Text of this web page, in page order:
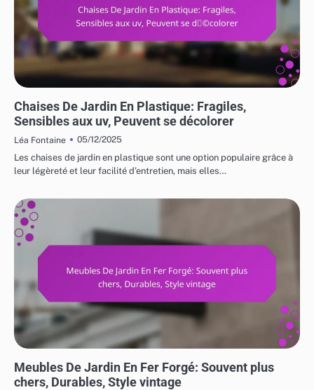
Chaises De Jardin En Plastique: Fragiles,
Sensibles aux uv, Peuvent se décolorer
Léa Fontaine
05/12/2025
Les chaises de jardin en plastique sont une option populaire grâce à
leur légèreté et leur facilité d’entretien, mais elles…
Meubles De Jardin En Fer Forgé: Souvent plus
chers, Durables, Style vintage